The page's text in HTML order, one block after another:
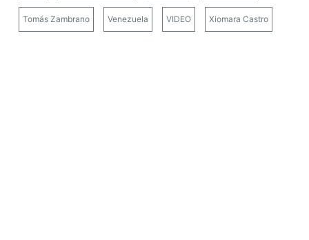
Tomás Zambrano Venezuela VIDEO Xiomara Castro